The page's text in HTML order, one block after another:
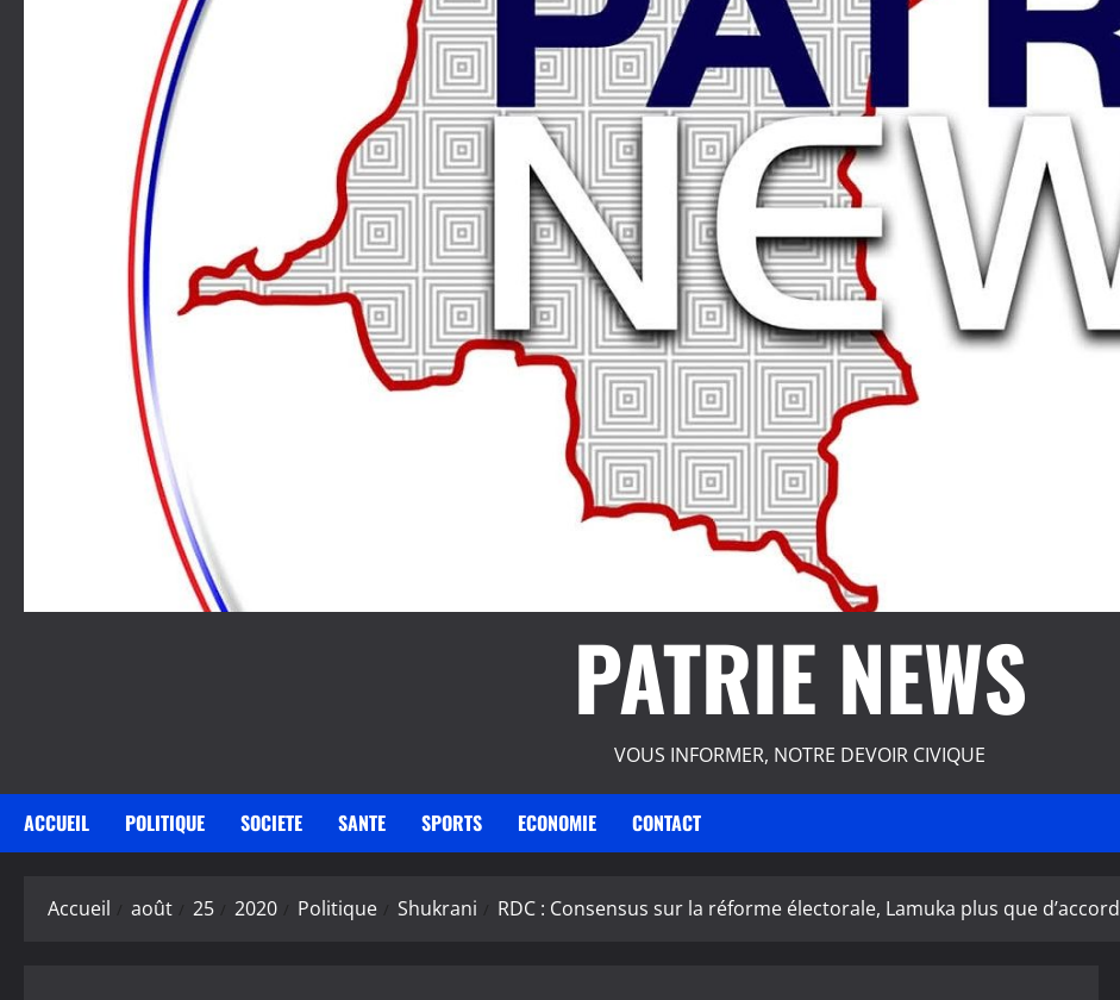
PATRIE NEWS
VOUS INFORMER, NOTRE DEVOIR CIVIQUE
ACCUEIL POLITIQUE SOCIETE SANTE SPORTS ECONOMIE CONTACT
Accueil août 25 2020 Politique Shukrani RDC : Consensus sur la réforme électorale, Lamuka plus que d’accord